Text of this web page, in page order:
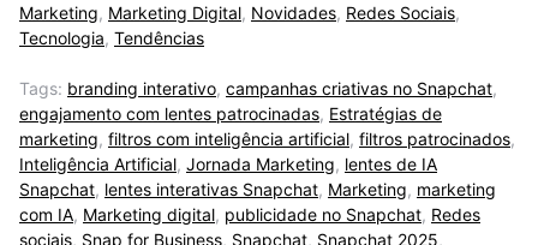
Marketing, Marketing Digital, Novidades, Redes Sociais,
Tecnologia, Tendências
Tags: branding interativo, campanhas criativas no Snapchat,
engajamento com lentes patrocinadas, Estratégias de
marketing, filtros com inteligência artificial, filtros patrocinados,
Inteligência Artificial, Jornada Marketing, lentes de IA
Snapchat, lentes interativas Snapchat, Marketing, marketing
com IA, Marketing digital, publicidade no Snapchat, Redes
sociais, Snap for Business, Snapchat, Snapchat 2025,